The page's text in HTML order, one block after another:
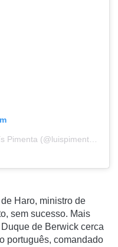
Uma publicação partilhada por Luís Pimenta (@luispimenta00)
Haro, ministro de
sem sucesso. Mais
de Berwick cerca
português, comandado